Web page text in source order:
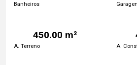
Banheiros
450.00 m²
A. Terreno A.